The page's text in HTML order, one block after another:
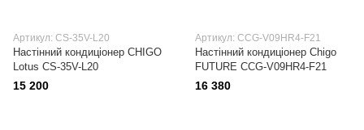
Артикул: CS-35V-L20
Настінний кондиціонер CHIGO
Lotus CS-35V-L20
15 200
Артикул: CCG-V09HR4-F21
Настінний кондиціонер Сhigo
FUTURE CCG-V09HR4-F21
16 380